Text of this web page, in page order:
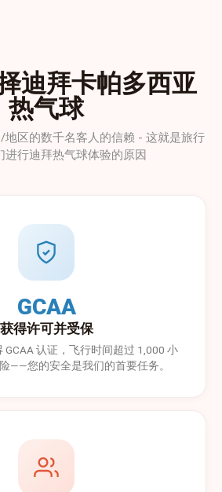
迪拜卡帕多西亚
热气球
地区的数千名客人的信赖 - 这就是旅行
进行迪拜热气球体验的原因
GCAA
获得许可并受保
GCAA 认证，飞行时间超过 1,000 小
——您的安全是我们的首要任务。